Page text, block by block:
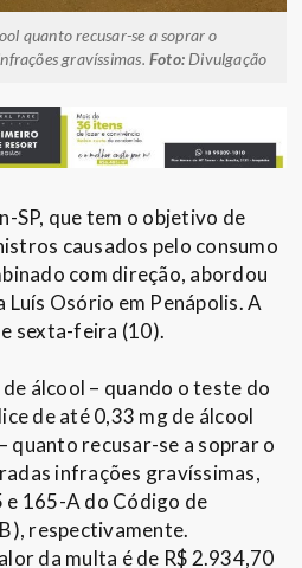
quanto recusar-se a soprar o
gravíssimas. Foto: Divulgação
SP, que tem o objetivo de
causados pelo consumo
com direção, abordou
Luís Osório em Penápolis. A
sexta-feira (10).
álcool – quando o teste do
de até 0,33 mg de álcool
quanto recusar-se a soprar o
infrações gravíssimas,
165-A do Código de
respectivamente.
da multa é de R$ 2.934,70